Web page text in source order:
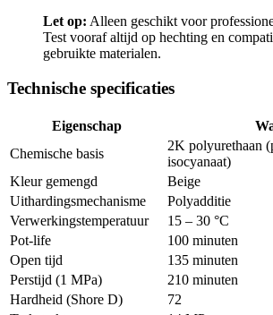
Let op: Alleen geschikt voor
Test vooraf altijd op hechting en
gebruikte materialen.
Technische specificaties
Eigenschap
Chemische basis
2K polyurethaan
isocyanaat)
Kleur gemengd
Beige
Uithardingsmechanisme
Polyadditie
Verwerkingstemperatuur
15 – 30 °C
Pot-life
100 minuten
Open tijd
135 minuten
Perstijd (1 MPa)
210 minuten
Hardheid (Shore D)
72